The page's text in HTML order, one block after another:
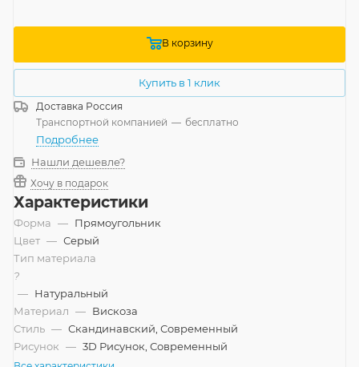
В корзину
Купить в 1 клик
Доставка Россия
Транспортной компанией — бесплатно
Подробнее
Нашли дешевле?
Хочу в подарок
Характеристики
Форма — Прямоугольник
Цвет — Серый
Тип материала
?
— Натуральный
Материал — Вискоза
Стиль — Скандинавский, Современный
Рисунок — 3D Рисунок, Современный